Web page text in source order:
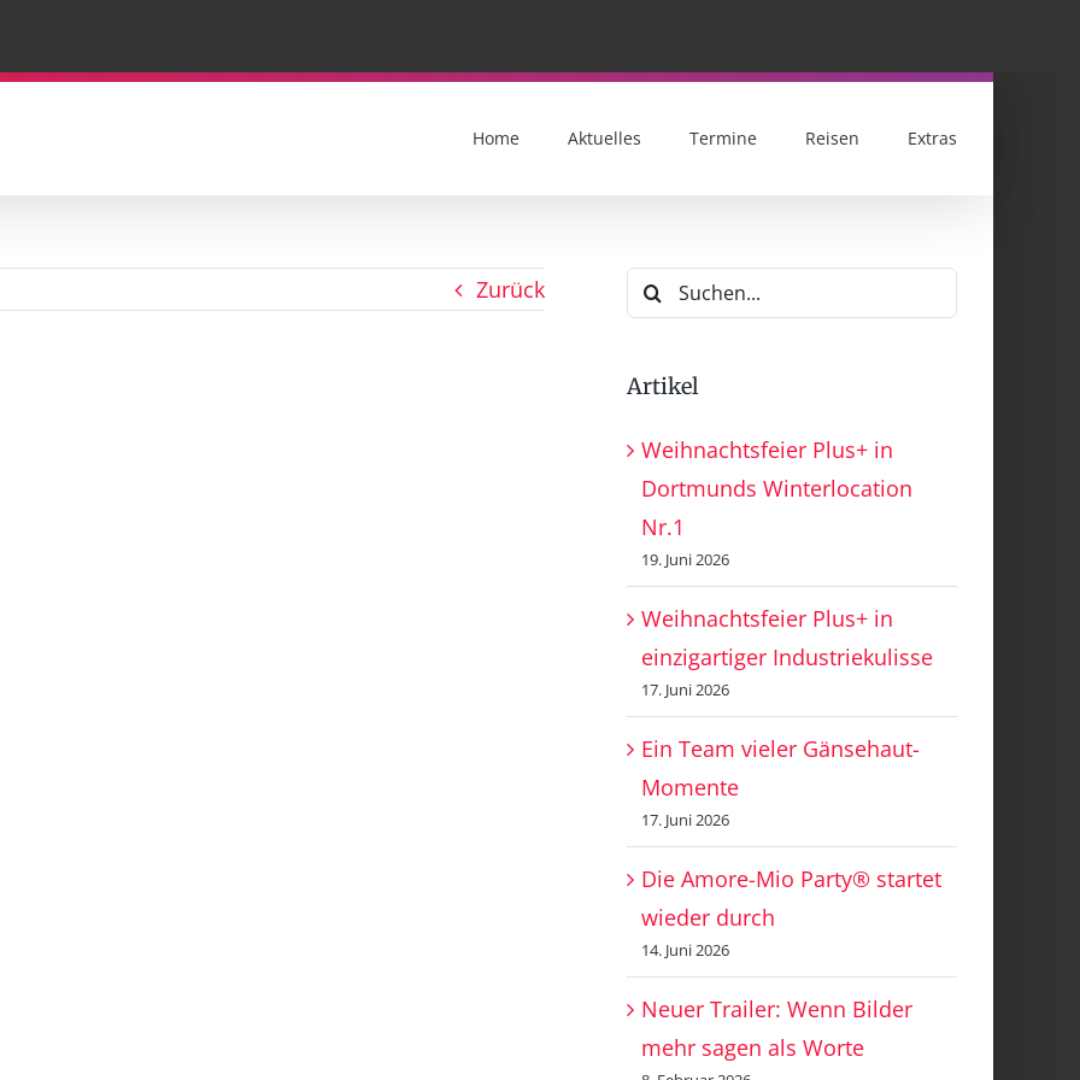
Home Aktuelles Termine Reisen Extras
Zurück
Suche
nach:
Artikel
Weihnachtsfeier Plus+ in
Dortmunds Winterlocation
Nr.1
19. Juni 2026
Weihnachtsfeier Plus+ in
einzigartiger Industriekulisse
17. Juni 2026
Ein Team vieler Gänsehaut-
Momente
17. Juni 2026
Die Amore-Mio Party® startet
wieder durch
14. Juni 2026
Neuer Trailer: Wenn Bilder
mehr sagen als Worte